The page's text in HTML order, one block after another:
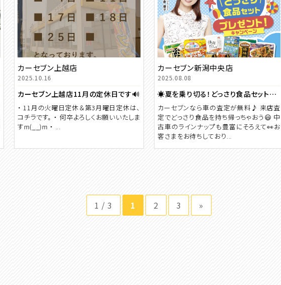
カーセブン上越店
2025.10.16
カーセブン上越店11月の定休日です🔊
・ 11月の火曜日定休＆第3月曜日定休は、
コチラです。 ・ 何卒よろしくお願いいたしま
すm(__)m ・ ...
カーセブン新潟中央店
2025.08.08
☀️夏を乗り切る！どっさり食品セット🎁プレゼントキャンペーン実施中！！
カーセブンなら車の査定が無料♪ 来店査
定でどっさり食品を持ち帰っちゃおう😃 中
古車のラインナップも豊富にそろえて👀お
客さまをお待ちしており...
1 / 3 1 2 3 »